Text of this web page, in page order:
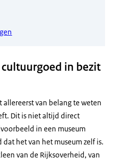
in bezit
allereerst van belang te weten
Dit is niet altijd direct
in een museum
het van het museum zelf is.
van de Rijksoverheid, van